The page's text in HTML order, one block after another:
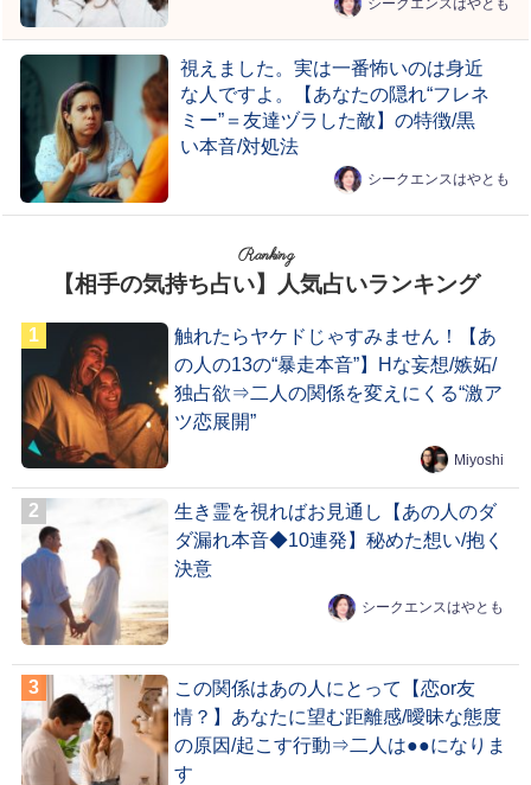
シークエンスはやとも
視えました。実は一番怖いのは身近
な人ですよ。【あなたの隠れ“フレネ
ミー”＝友達ヅラした敵】の特徴/黒
い本音/対処法
シークエンスはやとも
Ranking
【相手の気持ち占い】人気占いランキング
触れたらヤケドじゃすみません！【あ
の人の13の“暴走本音”】Hな妄想/嫉妬/
独占欲⇒二人の関係を変えにくる“激ア
ツ恋展開”
Miyoshi
生き霊を視ればお見通し【あの人のダ
ダ漏れ本音◆10連発】秘めた想い/抱く
決意
シークエンスはやとも
この関係はあの人にとって【恋or友
情？】あなたに望む距離感/曖昧な態度
の原因/起こす行動⇒二人は●●になりま
す